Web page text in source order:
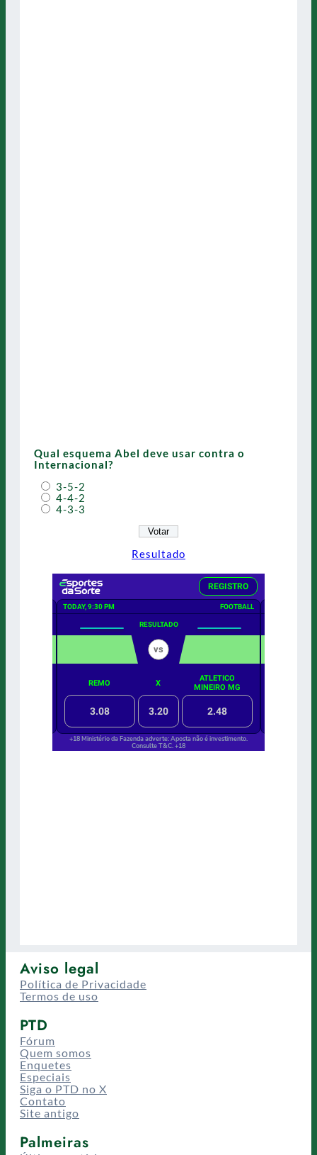
Qual esquema Abel deve usar contra o
Internacional?
3-5-2
4-4-2
4-3-3
Resultado
Aviso legal
Política de Privacidade
Termos de uso
PTD
Fórum
Quem somos
Enquetes
Especiais
Siga o PTD no X
Contato
Site antigo
Palmeiras